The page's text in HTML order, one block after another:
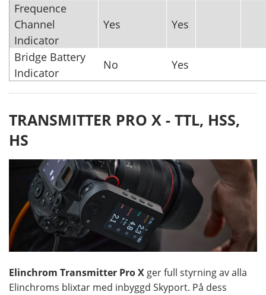
Frequence
Channel
Indicator
Yes Yes
Bridge Battery
Indicator
No Yes
TRANSMITTER PRO X - TTL, HSS,
HS
Elinchrom Transmitter Pro Xger full styrning av alla
Elinchroms blixtar med inbyggd Skyport. På dess